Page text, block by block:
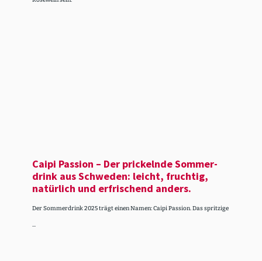
Caipi Passion – Der prickelnde Sommer­
drink aus Schweden: leicht, fruchtig,
natürlich und erfri­schend anders.
Der Sommerdrink 2025 trägt einen Namen: Caipi Passion. Das spritzige
...